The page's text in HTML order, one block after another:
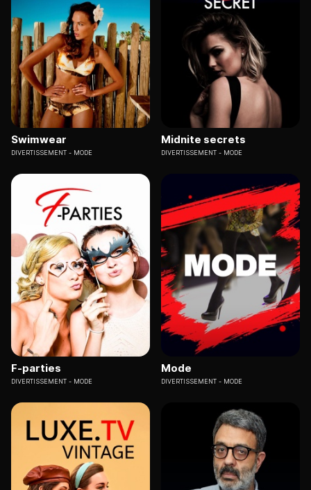
Swimwear
DIVERTISSEMENT MODE
Midnite secrets
DIVERTISSEMENT MODE
F-parties
DIVERTISSEMENT MODE
Mode
DIVERTISSEMENT MODE